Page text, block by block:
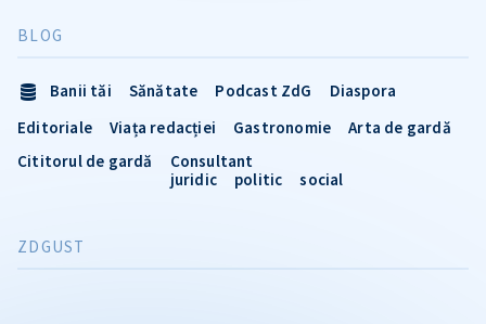
BLOG
Banii tăi Sănătate Podcast ZdG
Diaspora
Editoriale
Viața redacției Gastronomie
Arta de gardă
Cititorul de gardă
Consultant
juridic
politic social
ZDGUST